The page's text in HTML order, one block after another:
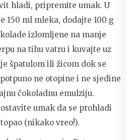
hladi, pripremite umak. U
150 ml mleka, dodajte 100 g
izlomljene na manje
na tihu vatru i kuvajte uz
špatulom ili žicom dok se
ne otopine i ne sjedine
čokoladnu emulziju.
umak da se prohladi
(nikako vreo!).